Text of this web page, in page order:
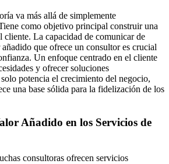
va más allá de simplemente
como objetivo principal construir una
cliente. La capacidad de comunicar de
que ofrece un consultor es crucial
Un enfoque centrado en el cliente
y ofrecer soluciones
potencia el crecimiento del negocio,
una base sólida para la fidelización de los
Añadido en los Servicios de
consultoras ofrecen servicios